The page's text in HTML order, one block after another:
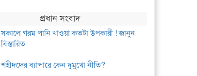
প্রধান সংবাদ
সকালে গরম পানি খাওয়া কতটা উপকারী ! জানুন
বিস্তারিত
শহীদদের ব্যাপারে কেন দুমুখো নীতি?